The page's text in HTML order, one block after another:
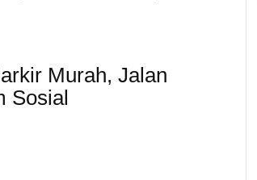
Murah, Jalan
Sosial